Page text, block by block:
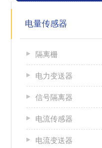
电量传感器
隔离栅
电力变送器
信号隔离器
电流传感器
电流变送器